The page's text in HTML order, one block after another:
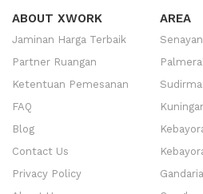
ABOUT XWORK
Jaminan Harga Terbaik
Partner Ruangan
Ketentuan Pemesanan
FAQ
Blog
Contact Us
Privacy Policy
AREA
Senayan
Gandaria